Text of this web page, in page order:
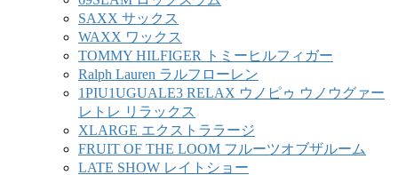
SAXX サックス
WAXX ワックス
TOMMY HILFIGER トミーヒルフィガー
Ralph Lauren ラルフローレン
1PIU1UGUALE3 RELAX ウノピゥ ウノウグァー
レトレ リラックス
XLARGE エクストララージ
FRUIT OF THE LOOM フルーツオブザルーム
LATE SHOW レイトショー